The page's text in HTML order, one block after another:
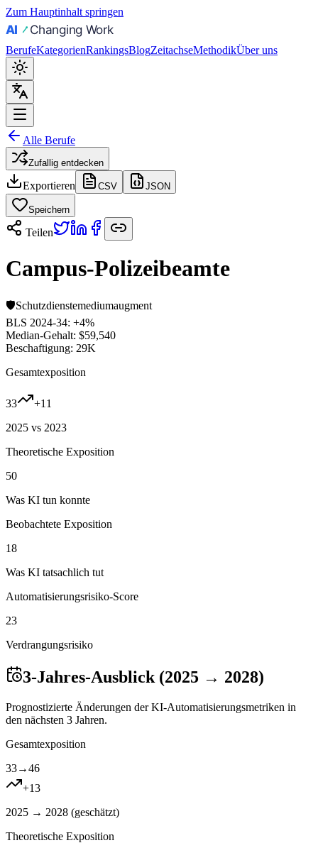
Zum Hauptinhalt springen
BerufeKategorienRankingsBlogZeitachseMethodikÜber uns
Alle Berufe
Zufallig entdecken
Exportieren CSV JSON
Speichern
Teilen
Campus-Polizeibeamte
🛡️Schutzdienstemediumaugment
BLS 2024-34: +4%
Median-Gehalt: $59,540
Beschaftigung: 29K
Gesamtexposition
33 +11
2025 vs 2023
Theoretische Exposition
50
Was KI tun konnte
Beobachtete Exposition
18
Was KI tatsachlich tut
Automatisierungsrisiko-Score
23
Verdrangungsrisiko
3-Jahres-Ausblick (2025 → 2028)
Prognostizierte Änderungen der KI-Automatisierungsmetriken in
den nächsten 3 Jahren.
Gesamtexposition
33→46
+13
2025 → 2028 (geschätzt)
Theoretische Exposition